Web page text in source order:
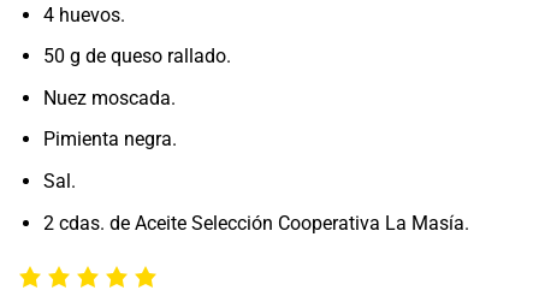
4 huevos.
50 g de queso rallado.
Nuez moscada.
Pimienta negra.
Sal.
2 cdas. de Aceite Selección Cooperativa La Masía.